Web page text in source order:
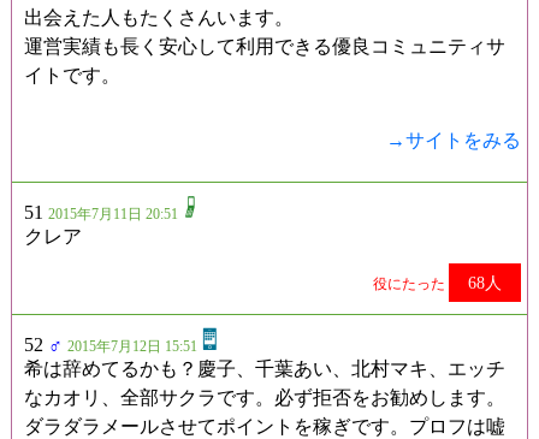
出会えた人もたくさんいます。
運営実績も長く安心して利用できる優良コミュニティサ
イトです。
→サイトをみる
51 2015年7月11日 20:51
クレア
役にたった 68人
52 ♂ 2015年7月12日 15:51
希は辞めてるかも？慶子、千葉あい、北村マキ、エッチ
なカオリ、全部サクラです。必ず拒否をお勧めします。
ダラダラメールさせてポイントを稼ぎです。プロフは嘘